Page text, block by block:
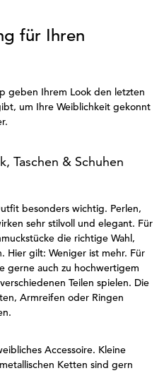
für Ihren
geben Ihrem Look den letzten
um Ihre Weiblichkeit gekonnt
Taschen & Schuhen
besonders wichtig. Perlen,
sehr stilvoll und elegant. Für
die richtige Wahl,
Hier gilt: Weniger ist mehr. Für
gerne auch zu hochwertigem
Teilen spielen. Die
Armreifen oder Ringen
Accessoire. Kleine
Ketten sind gern